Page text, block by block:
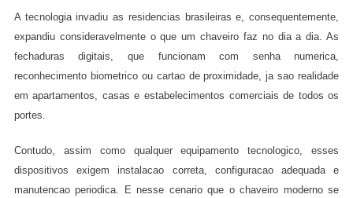
A tecnologia invadiu as residencias brasileiras e, consequentemente,
expandiu consideravelmente o que um chaveiro faz no dia a dia. As
fechaduras digitais, que funcionam com senha numerica,
reconhecimento biometrico ou cartao de proximidade, ja sao realidade
em apartamentos, casas e estabelecimentos comerciais de todos os
portes.
Contudo, assim como qualquer equipamento tecnologico, esses
dispositivos exigem instalacao correta, configuracao adequada e
manutencao periodica. E nesse cenario que o chaveiro moderno se